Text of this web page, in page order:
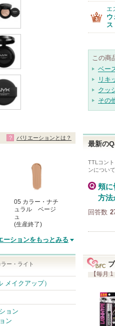
05 カラー・ナチ
ュラル ベージ
ュ
(生産終了)
ーションをもっとみる
バリエーションとは？
ー・ライト
イクアップ）
ョン
ン
エ
ウ
ス
この商
ベー
リキ
クッ
その
最新の
TTLコン
ンについ
頬に
方法
回答数
【毎月